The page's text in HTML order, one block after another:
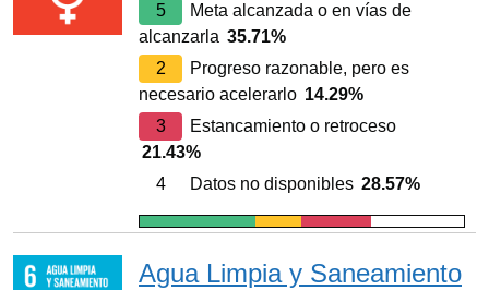
5
Meta alcanzada o en vías de
alcanzarla 35.71%
2
Progreso razonable, pero es
necesario acelerarlo 14.29%
3
Estancamiento o retroceso
21.43%
4
Datos no disponibles 28.57%
Agua Limpia y Saneamiento